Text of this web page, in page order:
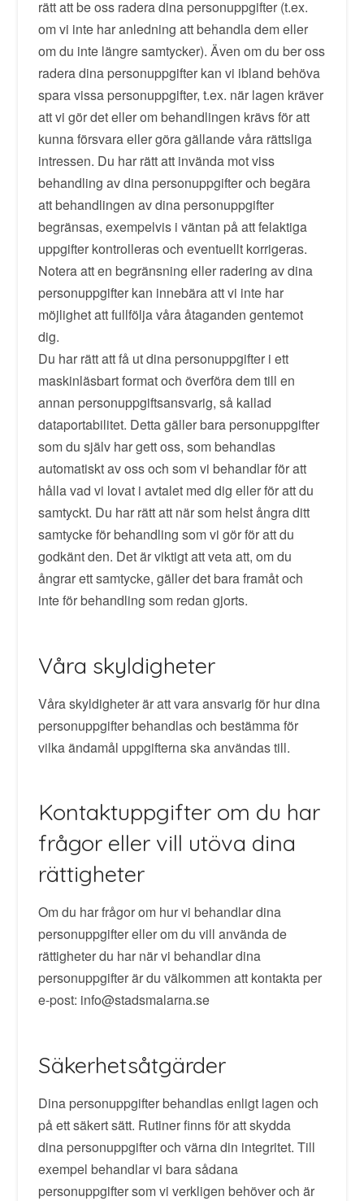
rätt att be oss radera dina personuppgifter (t.ex.
om vi inte har anledning att behandla dem eller
om du inte längre samtycker). Även om du ber oss
radera dina personuppgifter kan vi ibland behöva
spara vissa personuppgifter, t.ex. när lagen kräver
att vi gör det eller om behandlingen krävs för att
kunna försvara eller göra gällande våra rättsliga
intressen. Du har rätt att invända mot viss
behandling av dina personuppgifter och begära
att behandlingen av dina personuppgifter
begränsas, exempelvis i väntan på att felaktiga
uppgifter kontrolleras och eventuellt korrigeras.
Notera att en begränsning eller radering av dina
personuppgifter kan innebära att vi inte har
möjlighet att fullfölja våra åtaganden gentemot
dig.
Du har rätt att få ut dina personuppgifter i ett
maskinläsbart format och överföra dem till en
annan personuppgiftsansvarig, så kallad
dataportabilitet. Detta gäller bara personuppgifter
som du själv har gett oss, som behandlas
automatiskt av oss och som vi behandlar för att
hålla vad vi lovat i avtalet med dig eller för att du
samtyckt. Du har rätt att när som helst ångra ditt
samtycke för behandling som vi gör för att du
godkänt den. Det är viktigt att veta att, om du
ångrar ett samtycke, gäller det bara framåt och
inte för behandling som redan gjorts.
Våra skyldigheter
Våra skyldigheter är att vara ansvarig för hur dina
personuppgifter behandlas och bestämma för
vilka ändamål uppgifterna ska användas till.
Kontaktuppgifter om du har
frågor eller vill utöva dina
rättigheter
Om du har frågor om hur vi behandlar dina
personuppgifter eller om du vill använda de
rättigheter du har när vi behandlar dina
personuppgifter är du välkommen att kontakta per
e-post: info@stadsmalarna.se
Säkerhetsåtgärder
Dina personuppgifter behandlas enligt lagen och
på ett säkert sätt. Rutiner finns för att skydda
dina personuppgifter och värna din integritet. Till
exempel behandlar vi bara sådana
personuppgifter som vi verkligen behöver och är